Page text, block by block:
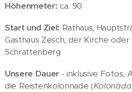
Höhenmeter: ca. 90
Start und Ziel: Rathaus,
Gasthaus Zesch, der Kirche
Schrattenberg
Unsere Dauer - inklusive Fotos,
die Reistenkolonnade (